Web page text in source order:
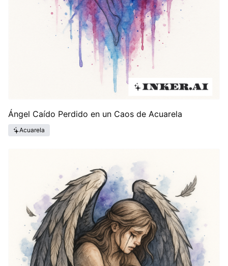
Ángel Caído Perdido en un Caos de Acuarela
Acuarela